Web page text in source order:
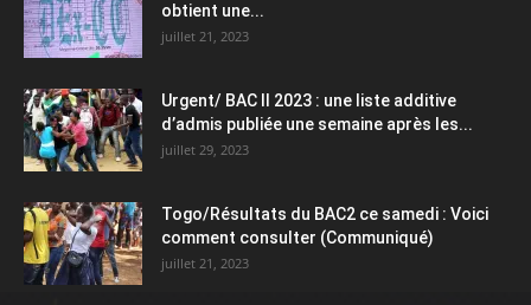
obtient une...
juillet 21, 2023
Urgent/ BAC II 2023 : une liste additive
d’admis publiée une semaine après les...
juillet 29, 2023
Togo/Résultats du BAC2 ce samedi : Voici
comment consulter (Communiqué)
juillet 21, 2023